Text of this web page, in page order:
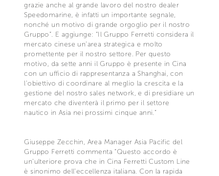
grazie anche al grande lavoro del nostro dealer
Speedomarine, è infatti un importante segnale,
nonché un motivo di grande orgoglio per il nostro
Gruppo”. E aggiunge: “Il Gruppo Ferretti considera il
mercato cinese un’area strategica e molto
promettente per il nostro settore. Per questo
motivo, da sette anni il Gruppo è presente in Cina
con un ufficio di rappresentanza a Shanghai, con
l’obiettivo di coordinare al meglio la crescita e la
gestione del nostro sales network, e di presidiare un
mercato che diventerà il primo per il settore
nautico in Asia nei prossimi cinque anni.”
Giuseppe Zecchin, Area Manager Asia Pacific del
Gruppo Ferretti commenta “Questo accordo è
un’ulteriore prova che in Cina Ferretti Custom Line
è sinonimo dell’eccellenza italiana. Con la rapida